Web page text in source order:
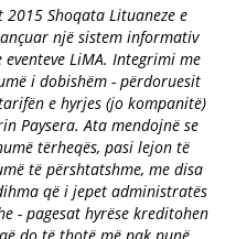
Shoqata Lituaneze e
një sistem informativ
LiMA. Integrimi me
i dobishëm - përdoruesit
e hyrjes (jo kompanitë)
Paysera. Ata mendojnë se
tërheqës, pasi lejon të
të përshtatshme, me disa
që i jepet administratës
- pagesat hyrëse kreditohen